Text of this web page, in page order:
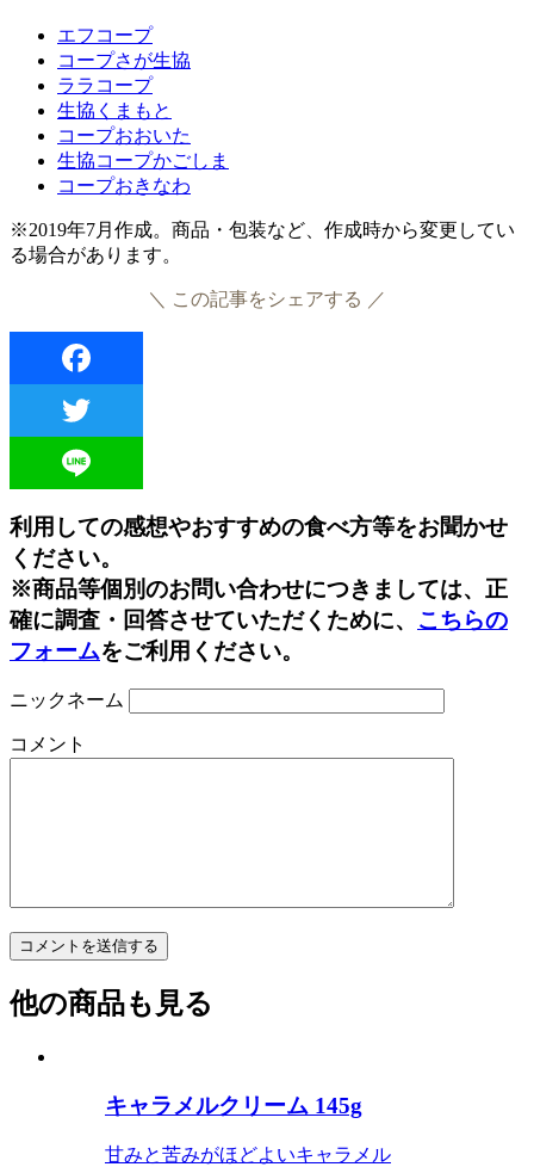
エフコープ
コープさが生協
ララコープ
生協くまもと
コープおおいた
生協コープかごしま
コープおきなわ
※2019年7月作成。商品・包装など、作成時から変更してい
る場合があります。
＼ この記事をシェアする ／
利用しての感想やおすすめの食べ方等をお聞かせ
ください。
※商品等個別のお問い合わせにつきましては、正
確に調査・回答させていただくために、 こちらの
フォームをご利用ください。
ニックネーム
コメント
他の商品も見る
キャラメルクリーム 145g
甘みと苦みがほどよいキャラメル